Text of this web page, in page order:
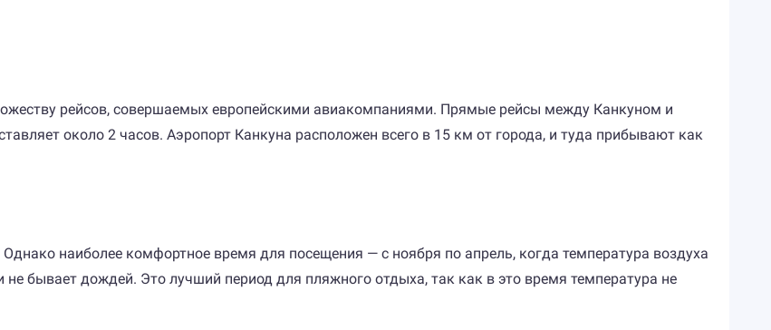
рейсов, совершаемых европейскими авиакомпаниями. Прямые рейсы между Канкуном и
около 2 часов. Аэропорт Канкуна расположен всего в 15 км от города, и туда прибывают как
наиболее комфортное время для посещения — с ноября по апрель, когда температура воздуха
не бывает дождей. Это лучший период для пляжного отдыха, так как в это время температура не